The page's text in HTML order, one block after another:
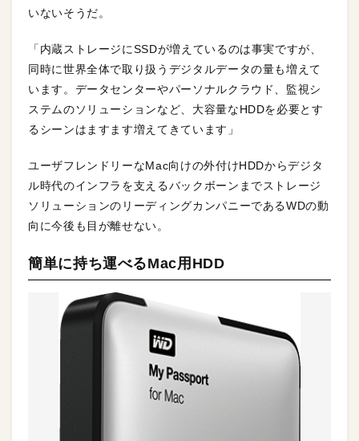
いないそうだ。
「内蔵ストレージにSSDが増えているのは事実ですが、
同時に世界全体で取り扱うデジタルデータの量も増えて
います。データセンターやパーソナルクラウド、監視シ
ステムのソリューションなど、大容量なHDDを必要とす
るシーンはますます増えてきています」
ユーザフレンドリーなMac向けの外付けHDDからデジタ
ル時代のインフラを支えるバックボーンまでストレージ
ソリューションのリーディングカンパニーであるWDの動
向に今後も目が離せない。
簡単に持ち運べるMac用HDD